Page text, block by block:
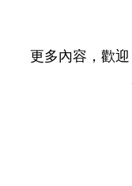
更多內容，歡迎